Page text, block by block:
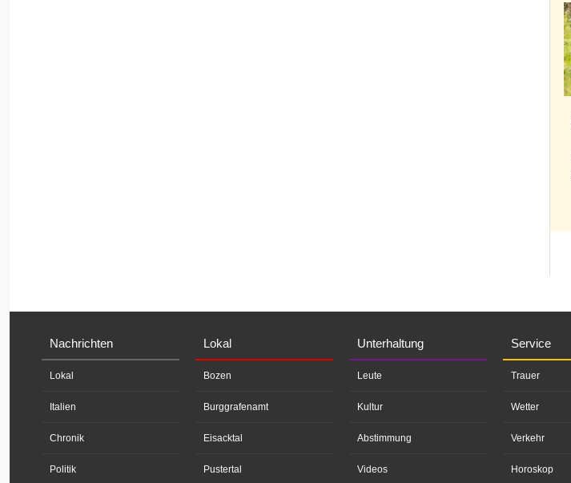
Nachrichten
Lokal
Italien
Chronik
Politik
Lokal
Bozen
Burggrafenamt
Eisacktal
Pustertal
Unterhaltung
Leute
Kultur
Abstimmung
Videos
Service
Trauer
Wetter
Verkehr
Horoskop